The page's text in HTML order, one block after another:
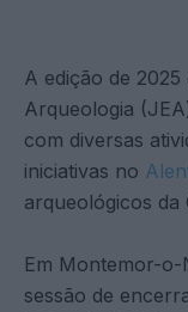
A edição de
Arqueologia
com diversas
iniciativas no
arqueológicos
Em Montemor-
sessão de